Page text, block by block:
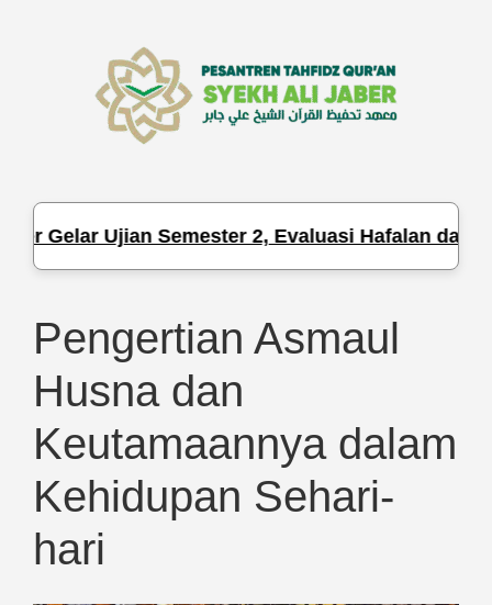
Gelar Ujian Semester 2, Evaluasi Hafalan dan
Pengertian Asmaul
Husna dan
Keutamaannya dalam
Kehidupan Sehari-
hari